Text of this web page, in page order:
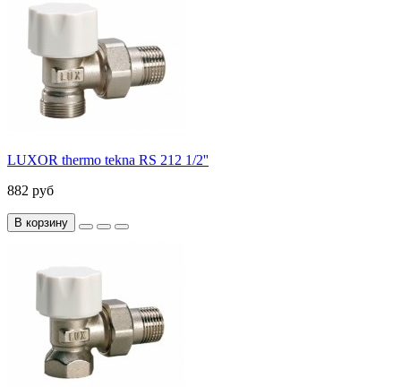
LUXOR thermo tekna RS 212 1/2''
882 руб
В корзину